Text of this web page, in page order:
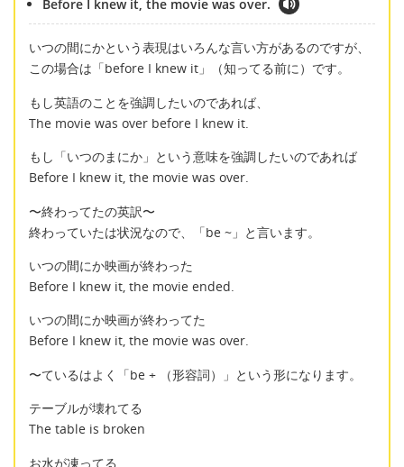
Before I knew it, the movie was over.
いつの間にかという表現はいろんな言い方があるのですが、
この場合は「before I knew it」（知ってる前に）です。
もし英語のことを強調したいのであれば、
The movie was over before I knew it.
もし「いつのまにか」という意味を強調したいのであれば
Before I knew it, the movie was over.
〜終わってたの英訳〜
終わっていたは状況なので、「be ~」と言います。
いつの間にか映画が終わった
Before I knew it, the movie ended.
いつの間にか映画が終わってた
Before I knew it, the movie was over.
〜ているはよく「be + （形容詞）」という形になります。
テーブルが壊れてる
The table is broken
お水が凍ってる